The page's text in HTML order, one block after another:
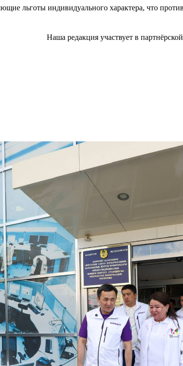
льготы индивидуального характера, что
Наша редакция участвует в